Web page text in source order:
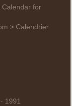
Calendar for
> Calendrier
1991